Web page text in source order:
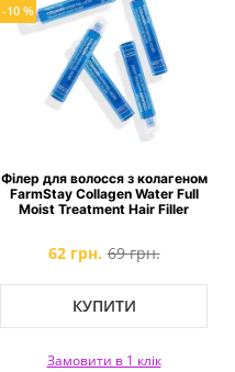
-10 %
Філер для волосся з колагеном
FarmStay Collagen Water Full
Moist Treatment Hair Filler
62 грн. 69 грн.
КУПИТИ
Замовити в 1 клік